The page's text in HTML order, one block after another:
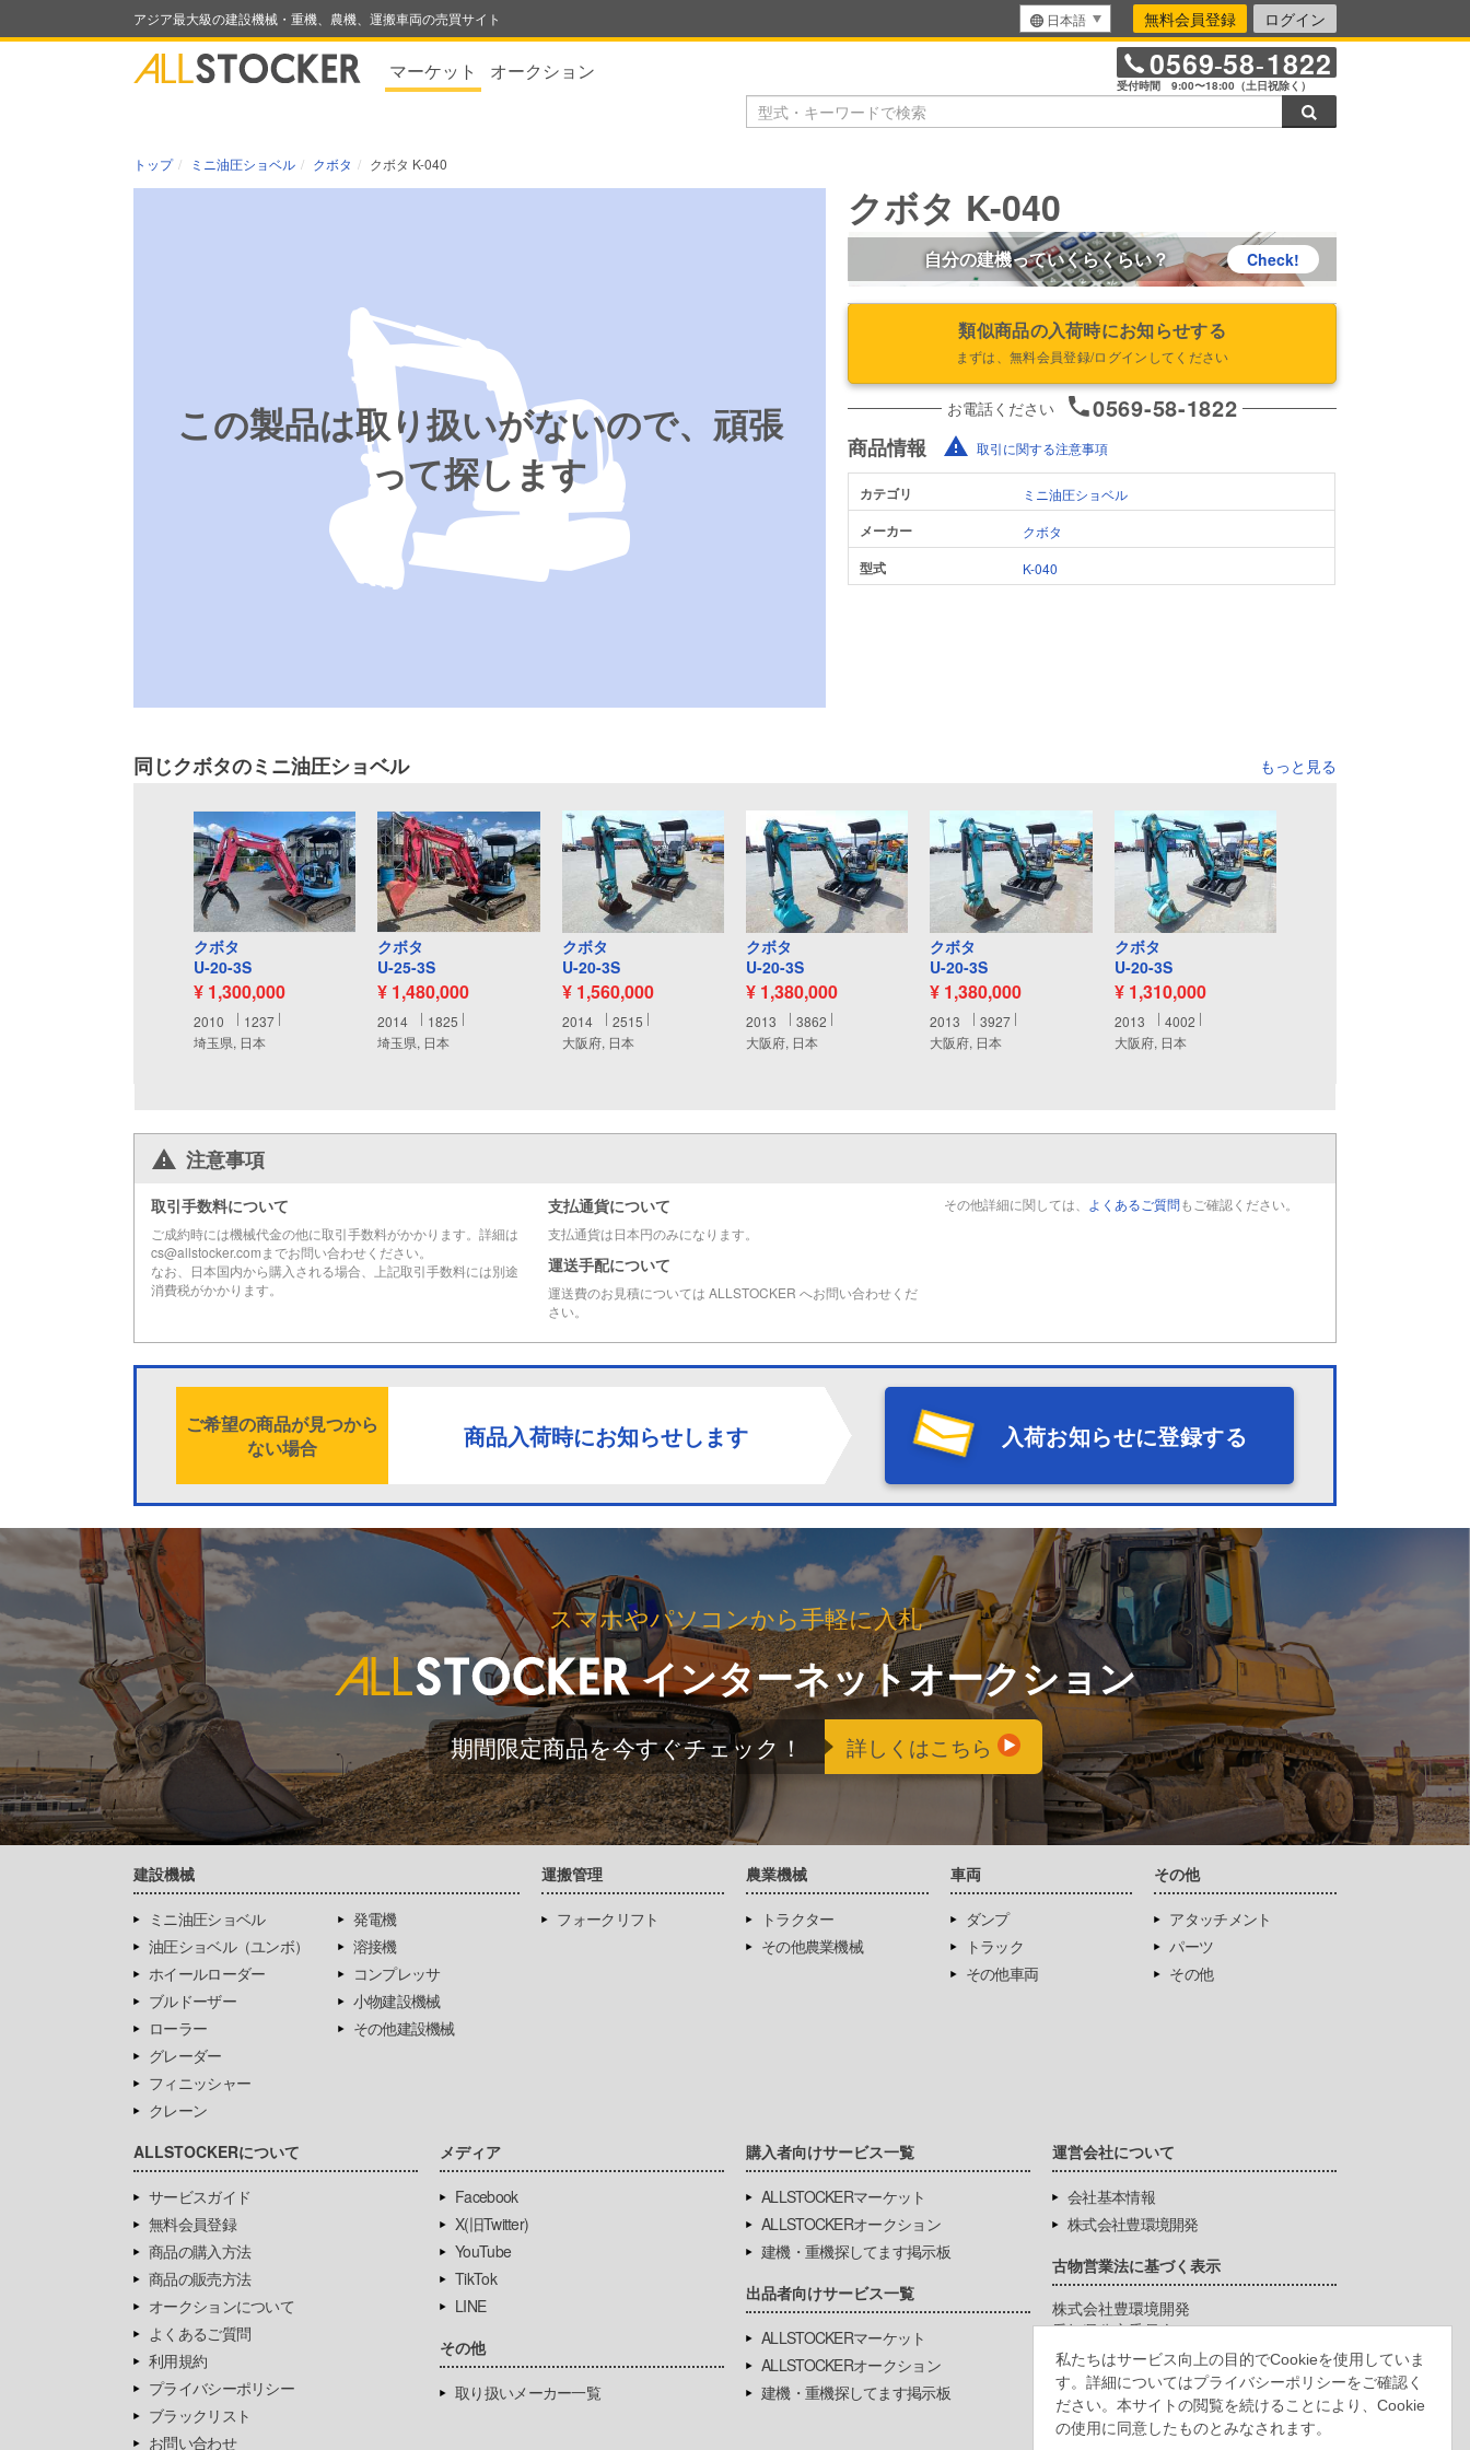
私たちはサービス向上の目的でCookieを使用していま
す。詳細についてはプライバシーポリシーをご確認く
ださい。本サイトの閲覧を続けることにより、Cookie
の使用に同意したものとみなされます。
アジア最大級の建設機械・重機、農機、運搬車両の売買サイト 日本語 無料会員登録 ログイン
マーケット オークション 0569-58-1822
受付時間 9:00〜18:00（土日祝除く）
トップ ミニ油圧ショベル クボタ クボタ K-040
クボタ K-040
この製品は取り扱いがないので、頑張
って探します
自分の建機っていくらくらい？ Check!
類似商品の入荷時にお知らせする
まずは、無料会員登録/ログインしてください
お電話ください 0569-58-1822
商品情報 取引に関する注意事項
カテゴリ ミニ油圧ショベル
メーカー クボタ
型式 K-040
同じクボタのミニ油圧ショベル もっと見る
クボタ
U-20-3S
¥ 1,300,000
2010
1237
埼玉県, 日本
クボタ
U-25-3S
¥ 1,480,000
2014
1825
埼玉県, 日本
クボタ
U-20-3S
¥ 1,560,000
2014
2515
大阪府, 日本
クボタ
U-20-3S
¥ 1,380,000
2013
3862
大阪府, 日本
クボタ
U-20-3S
¥ 1,380,000
2013
3927
大阪府, 日本
クボタ
U-20-3S
¥ 1,310,000
2013
4002
大阪府, 日本
注意事項
取引手数料について
ご成約時には機械代金の他に取引手数料がかかります。詳細は
cs@allstocker.comまでお問い合わせください。
なお、日本国内から購入される場合、上記取引手数料には別途
消費税がかかります。
支払通貨について
支払通貨は日本円のみになります。
運送手配について
運送費のお見積については ALLSTOCKER へお問い合わせくだ
さい。
その他詳細に関しては、 よくあるご質問もご確認ください。
ご希望の商品が見つから
ない場合
商品入荷時にお知らせします 入荷お知らせに登録する
スマホやパソコンから手軽に入札
インターネットオークション
期間限定商品を今すぐチェック！ 詳しくはこちら
建設機械
ミニ油圧ショベル
油圧ショベル（ユンボ）
ホイールローダー
ブルドーザー
ローラー
グレーダー
フィニッシャー
クレーン
発電機
溶接機
コンプレッサ
小物建設機械
その他建設機械
運搬管理
フォークリフト
農業機械
トラクター
その他農業機械
車両
ダンプ
トラック
その他車両
その他
アタッチメント
パーツ
その他
ALLSTOCKERについて
サービスガイド
無料会員登録
商品の購入方法
商品の販売方法
オークションについて
よくあるご質問
利用規約
プライバシーポリシー
ブラックリスト
お問い合わせ
メディア
Facebook
X(旧Twitter)
YouTube
TikTok
LINE
その他
取り扱いメーカー一覧
購入者向けサービス一覧
ALLSTOCKERマーケット
ALLSTOCKERオークション
建機・重機探してます掲示板
出品者向けサービス一覧
ALLSTOCKERマーケット
ALLSTOCKERオークション
建機・重機探してます掲示板
運営会社について
会社基本情報
株式会社豊環境開発
古物営業法に基づく表示
株式会社豊環境開発
愛知県公安委員会
第542771404200号